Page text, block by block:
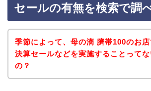
セールの有無を検索で調
季節によって、母の滴 臍帯100のお
決算セールなどを実施することってな
の？